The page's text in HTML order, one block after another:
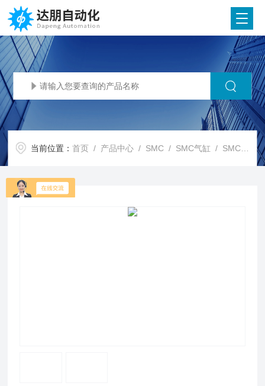
当前位置：首页 / 产品中心 / SMC / SMC气缸 / SMC代理SMC高精度定位用销钉夹紧缸